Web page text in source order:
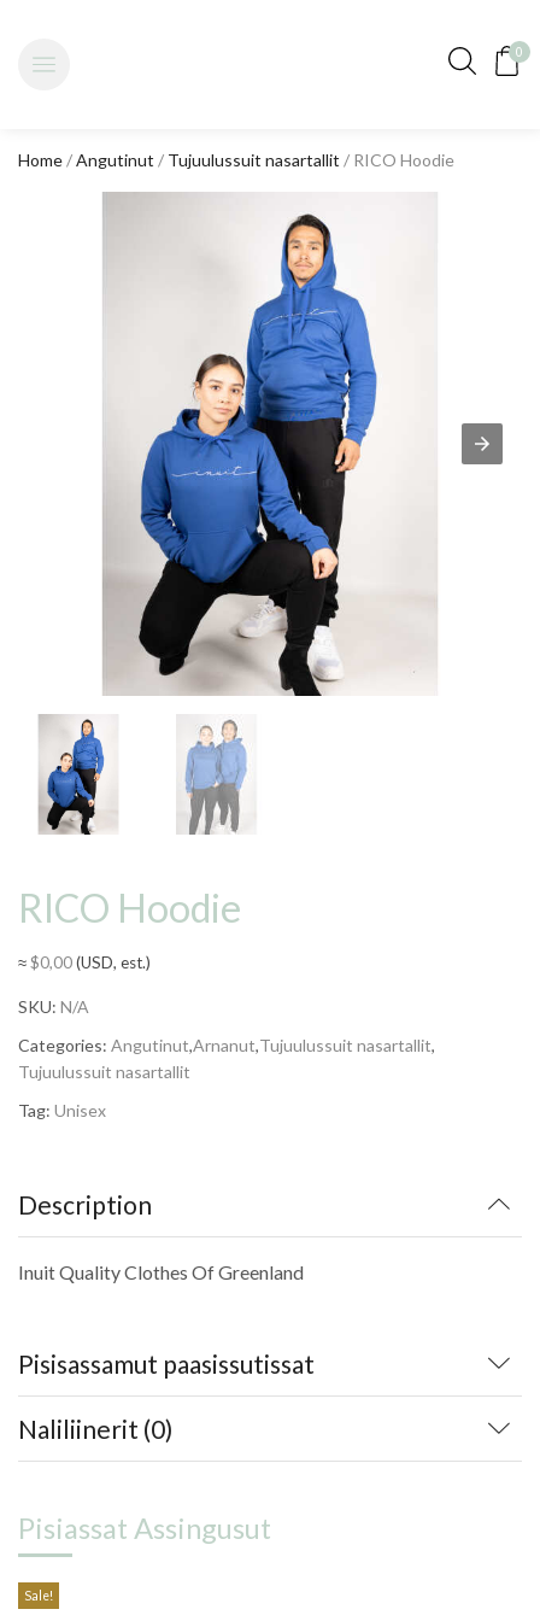
0
Home/Angutinut / Tujuulussuit nasartallit / RICO Hoodie
RICO Hoodie
≈$0,00(USD, est.)
SKU: N/A
Categories: Angutinut,Arnanut,Tujuulussuit nasartallit,
Tujuulussuit nasartallit
Tag: Unisex
Description
Inuit Quality Clothes Of Greenland
Pisisassamut paasissutissat
Naliliinerit (0)
Pisiassat Assingusut
Sale!